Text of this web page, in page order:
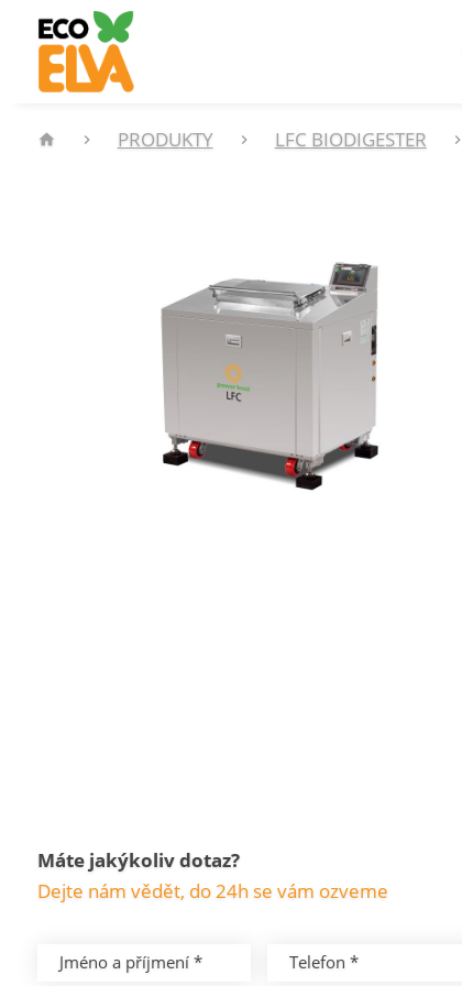
PRODUKTY LFC BIODIGESTER
Máte jakýkoliv dotaz?
Dejte nám vědět, do 24h se vám ozveme
Jméno a příjmení * Telefon *